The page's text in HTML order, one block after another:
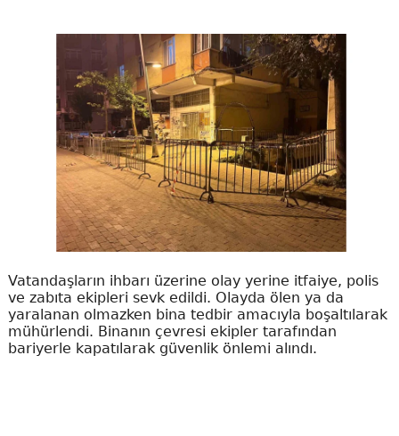
Vatandaşların ihbarı üzerine olay yerine itfaiye, polis
ve zabıta ekipleri sevk edildi. Olayda ölen ya da
yaralanan olmazken bina tedbir amacıyla boşaltılarak
mühürlendi. Binanın çevresi ekipler tarafından
bariyerle kapatılarak güvenlik önlemi alındı.